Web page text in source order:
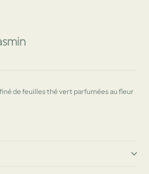
de feuilles thé vert parfumées au fleur